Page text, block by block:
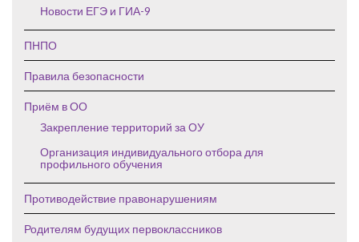
Новости ЕГЭ и ГИА-9
ПНПО
Правила безопасности
Приём в ОО
Закрепление территорий за ОУ
Организация индивидуального отбора для
профильного обучения
Противодействие правонарушениям
Родителям будущих первоклассников